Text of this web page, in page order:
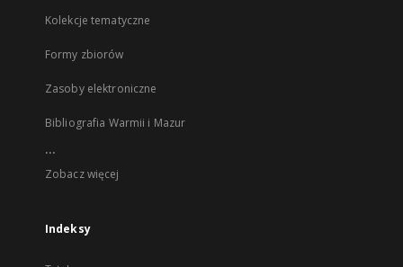
Kolekcje tematyczne
Formy zbiorów
Zasoby elektroniczne
Bibliografia Warmii i Mazur
...
Zobacz więcej
Indeksy